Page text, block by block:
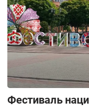
Фестиваль